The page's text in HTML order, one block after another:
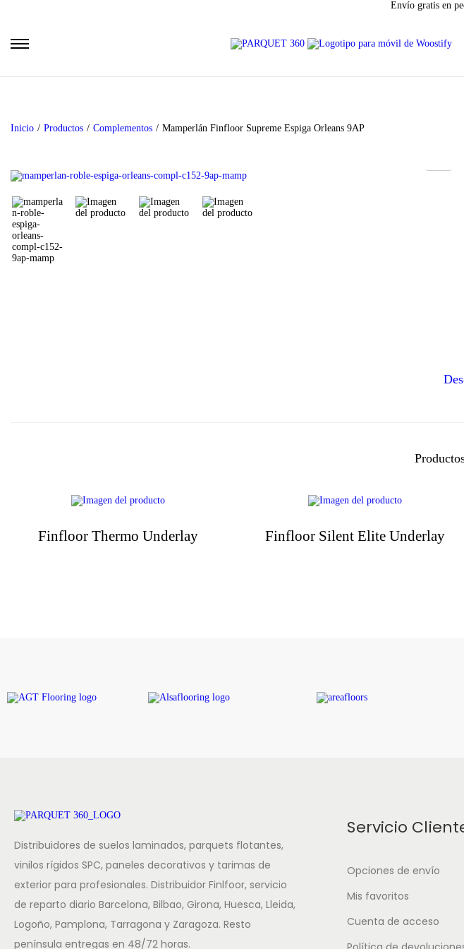
Envío gratis en
Inicio / Productos / Complementos / Mamperlán Finfloor Supreme Espiga Orleans 9AP
Finfloor Thermo Underlay Finfloor Silent Elite Underlay
Distribuidores de suelos laminados, parquets flotantes,
vinilos rígidos SPC, paneles decorativos y tarimas de
exterior para profesionales. Distribuidor Finlfoor, servicio
de reparto diario Barcelona, Bilbao, Girona, Huesca, Lleida,
Logoño, Pamplona, Tarragona y Zaragoza. Resto
península entregas en 48/72 horas.
Servicio
Opciones de envío
Mis favoritos
Cuenta de acceso